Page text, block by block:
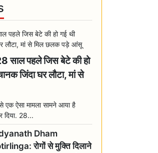
पहले जिस बेटे की हो
जिंदा घर लौटा, मां से
एक ऐसा मामला सामने आया है
दिया. 28...
Dham
रोगों से मुक्ति दिलाने